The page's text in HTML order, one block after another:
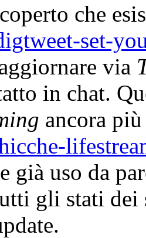
che
set-
via
in chat.
ancora
già uso da
gli stati dei